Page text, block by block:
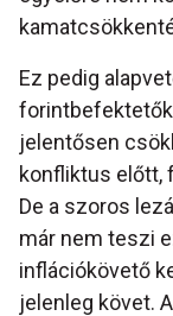
Ez pedig
jelentősen
konfliktus előtt,
De a szoros
már nem teszi
inflációkövető
jelenleg követ.